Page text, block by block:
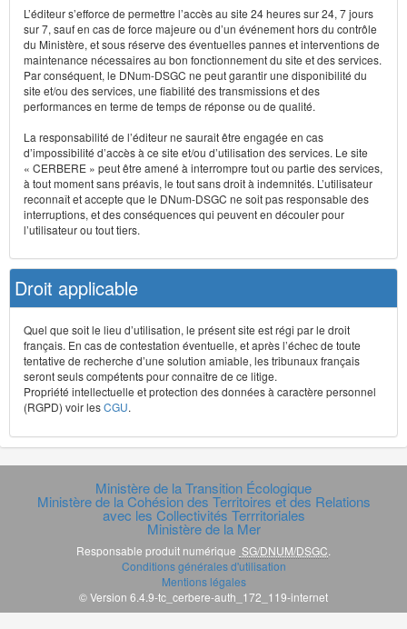
L’éditeur s’efforce de permettre l’accès au site 24 heures sur 24, 7 jours
sur 7, sauf en cas de force majeure ou d’un événement hors du contrôle
du Ministère, et sous réserve des éventuelles pannes et interventions de
maintenance nécessaires au bon fonctionnement du site et des services.
Par conséquent, le DNum-DSGC ne peut garantir une disponibilité du
site et/ou des services, une fiabilité des transmissions et des
performances en terme de temps de réponse ou de qualité.
La responsabilité de l’éditeur ne saurait être engagée en cas
d’impossibilité d’accès à ce site et/ou d’utilisation des services. Le site
« CERBERE » peut être amené à interrompre tout ou partie des services,
à tout moment sans préavis, le tout sans droit à indemnités. L’utilisateur
reconnaît et accepte que le DNum-DSGC ne soit pas responsable des
interruptions, et des conséquences qui peuvent en découler pour
l’utilisateur ou tout tiers.
Droit applicable
Quel que soit le lieu d’utilisation, le présent site est régi par le droit
français. En cas de contestation éventuelle, et après l’échec de toute
tentative de recherche d’une solution amiable, les tribunaux français
seront seuls compétents pour connaître de ce litige.
Propriété intellectuelle et protection des données à caractère personnel
(RGPD) voir lesCGU.
Ministère de la Transition Écologique
Ministère de la Cohésion des Territoires et des Relations
avec les Collectivités Terrritoriales
Ministère de la Mer
Responsable produit numérique SG/DNUM/DSGC
Conditions générales d'utilisation
Mentions légales
© Version 6.4.9-tc_cerbere-auth_172_119-internet